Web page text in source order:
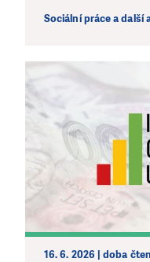
Sociální práce a další
16. 6. 2026 | doba